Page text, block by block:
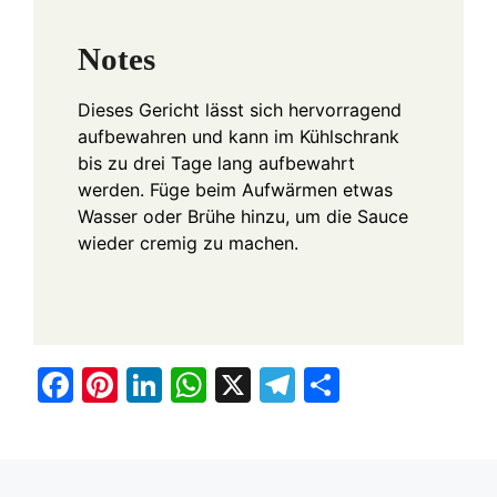
Notes
Dieses Gericht lässt sich hervorragend
aufbewahren und kann im Kühlschrank
bis zu drei Tage lang aufbewahrt
werden. Füge beim Aufwärmen etwas
Wasser oder Brühe hinzu, um die Sauce
wieder cremig zu machen.
F
Pi
Li
W
X
T